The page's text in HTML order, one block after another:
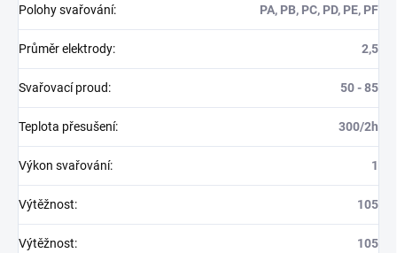
Polohy svařování: PA, PB, PC, PD, PE, PF
Průměr elektrody: 2,5
Svařovací proud: 50 - 85
Teplota přesušení: 300/2h
Výkon svařování: 1
Výtěžnost: 105
Výtěžnost: 105